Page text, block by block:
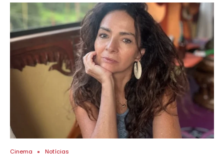
Cinema Notícias